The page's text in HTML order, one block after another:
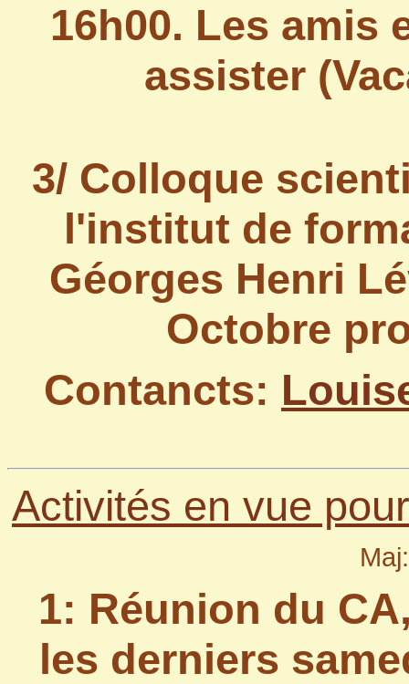
16h00. Les amis
assister
3/ Colloque
l'institut de
Géorges Henri
Octobre
Contancts:
Activités en vue
1: Réunion du
les derniers